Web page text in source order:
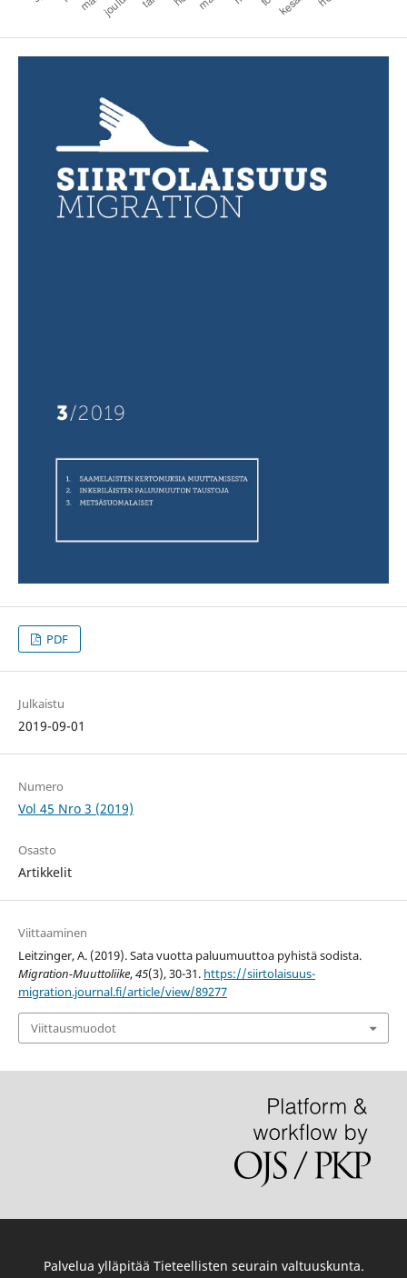
PDF
Julkaistu
2019-09-01
Numero
Vol 45 Nro 3 (2019)
Osasto
Artikkelit
Viittaaminen
Leitzinger, A. (2019). Sata vuotta paluumuuttoa pyhistä sodista.
Migration-Muuttoliike,45(3), 30-31. https://siirtolaisuus-
migration.journal.fi/article/view/89277
Viittausmuodot
Palvelua ylläpitää Tieteellisten seurain valtuuskunta.